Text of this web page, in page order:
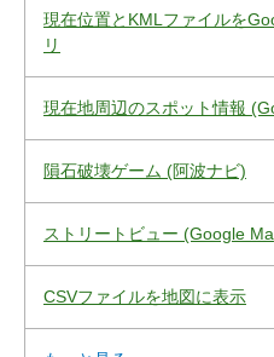
現在位置とKMLファイルを
リ
現在地周辺のスポット情報
隕石破壊ゲーム (阿波ナビ)
ストリートビュー (Google
CSVファイルを地図に表示